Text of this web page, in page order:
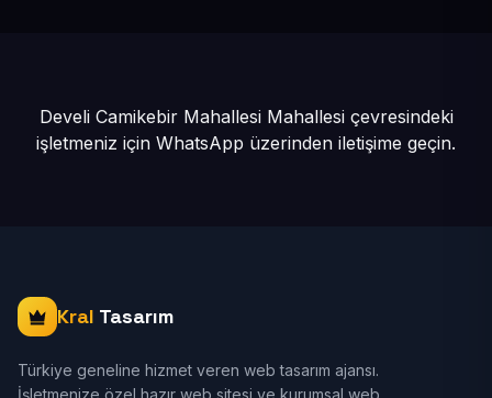
Develi Camikebir Mahallesi Mahallesi çevresindeki
işletmeniz için WhatsApp üzerinden iletişime geçin.
Kral Tasarım
Türkiye geneline hizmet veren web tasarım ajansı.
İşletmenize özel hazır web sitesi ve kurumsal web